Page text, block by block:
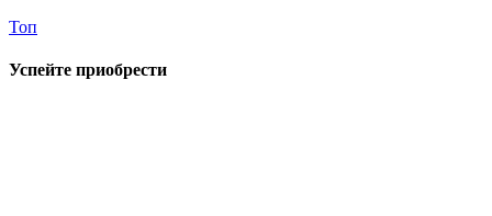
Топ
Успейте приобрести